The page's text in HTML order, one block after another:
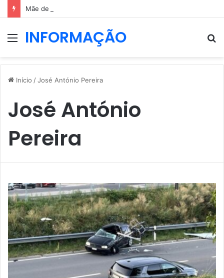
MenuINFORMAÇÃO
Início /José António Pereira
José António
Pereira